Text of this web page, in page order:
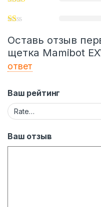
Оставь отзыв
щетка Mamibot
ответ
Ваш рейтинг
Ваш отзыв